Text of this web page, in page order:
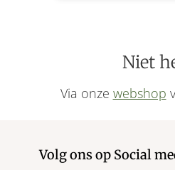
Niet
Via onze webshop
Volg ons op Social